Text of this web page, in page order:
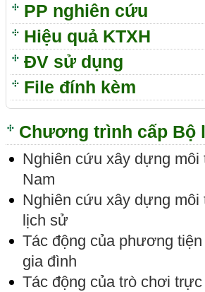
PP nghiên cứu
Hiệu quả KTXH
ĐV sử dụng
File đính kèm
Chương trình cấp Bộ
Nghiên cứu xây dựng
Nam
Nghiên cứu xây dựng
lịch sử
Tác động của phương
gia đình
Tác động của trò chơi